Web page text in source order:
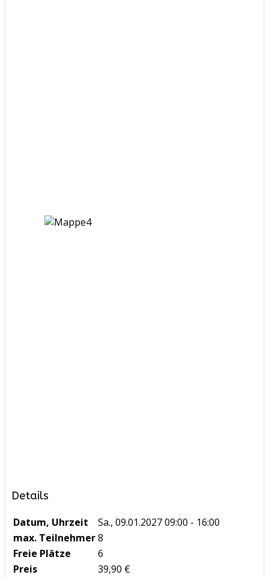
Details
Datum, Uhrzeit
Sa., 09.01.202709:00 - 16:00
max. Teilnehmer8
Freie Plätze
6
Preis
39,90 €